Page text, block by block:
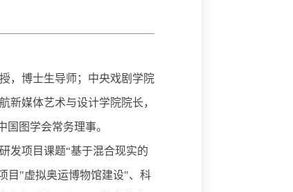
，博士生导师；中央戏剧学院
新媒体艺术与设计学院院长，
图学会常务理事。
发项目课题“基于混合现实的
目"虚拟奥运博物馆建设"、科